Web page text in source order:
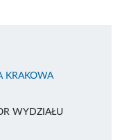
KRAKOWA
WYDZIAŁU